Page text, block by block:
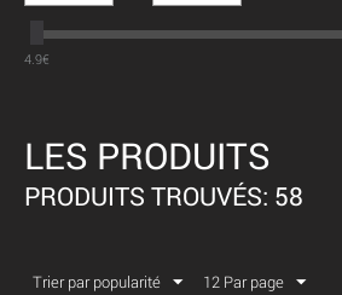
4.9€
LES PRODUITS
PRODUITS TROUVÉS: 58
Trier par popularité 12 Par page